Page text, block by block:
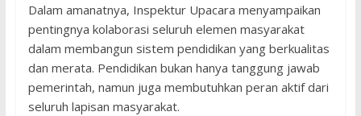
Dalam amanatnya, Inspektur Upacara menyampaikan
pentingnya kolaborasi seluruh elemen masyarakat
dalam membangun sistem pendidikan yang berkualitas
dan merata. Pendidikan bukan hanya tanggung jawab
pemerintah, namun juga membutuhkan peran aktif dari
seluruh lapisan masyarakat.